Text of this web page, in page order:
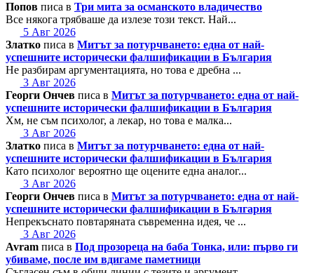
Попов писа в Три мита за османското владичество
Все някога трябваше да излезе този текст. Най...
5 Авг 2026
Златко писа в Митът за потурчването: една от най-
успешните исторически фалшификации в България
Не разбирам аргументацията, но това е дребна ...
3 Авг 2026
Георги Ончев писа в Митът за потурчването: една от най-
успешните исторически фалшификации в България
Хм, не съм психолог, а лекар, но това е малка...
3 Авг 2026
Златко писа в Митът за потурчването: една от най-
успешните исторически фалшификации в България
Като психолог вероятно ще оцените една аналог...
3 Авг 2026
Георги Ончев писа в Митът за потурчването: една от най-
успешните исторически фалшификации в България
Непрекъснато повтаряната съвременна идея, че ...
3 Авг 2026
Avram писа в Под прозореца на баба Тонка, или: първо ги
убиваме, после им вдигаме паметници